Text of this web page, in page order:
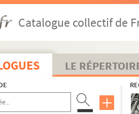
Catalogue collectif de
LE
P.), professeur au collége de Navarre. «
docteur de Sorbonne. « Tractatus in
uno et trino »
sur le Décalogue, entre Claude Broyart,
curé de Saint-Éloy. Conférences sur la
Saint-Éloy. Conférences sur l'Eucharistie
de Saint-Éloy. Conférences sur l'extrême-